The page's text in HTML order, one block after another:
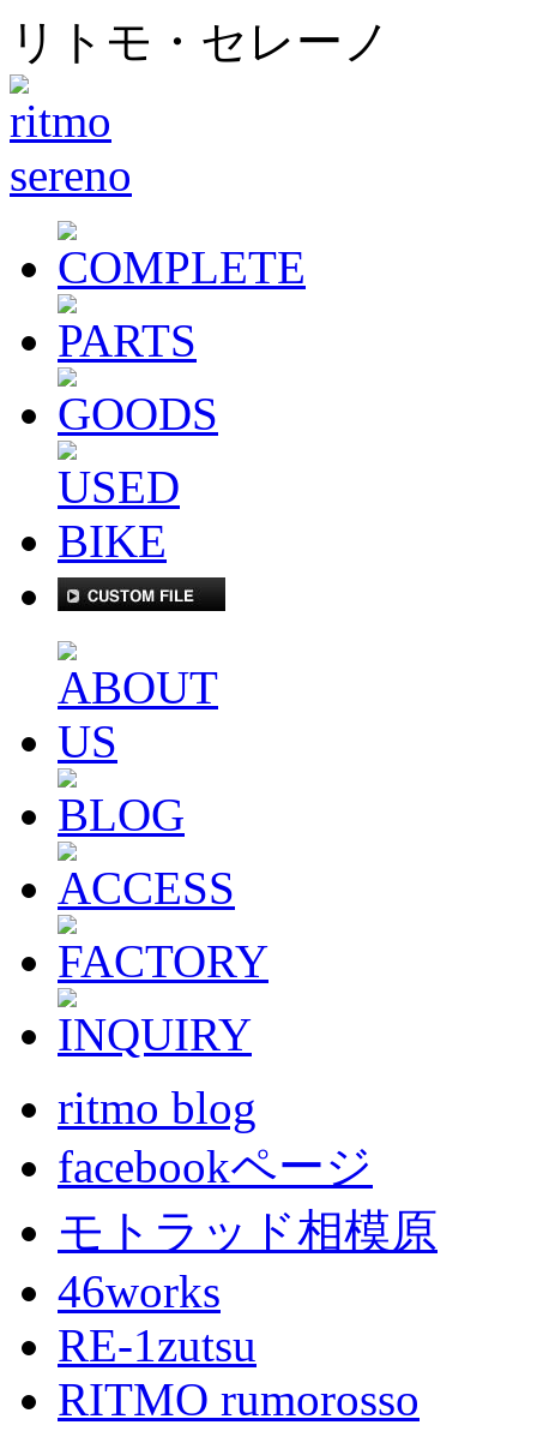
リトモ・セレーノ
ritmo blog
facebookページ
モトラッド相模原
46works
RE-1zutsu
RITMO rumorosso